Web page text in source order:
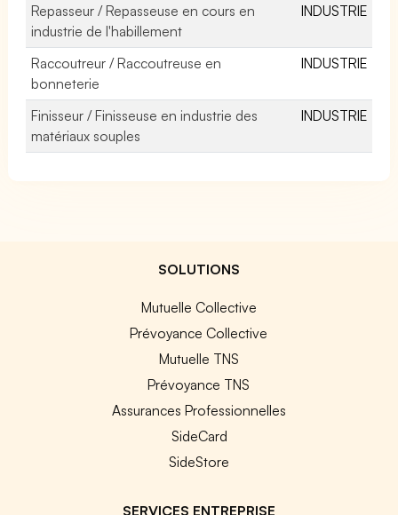
Repasseur / Repasseuse en cours en
industrie de l'habillement
INDUSTRIE
Raccoutreur / Raccoutreuse en
bonneterie
INDUSTRIE
Finisseur / Finisseuse en industrie des
matériaux souples
INDUSTRIE
SOLUTIONS
Mutuelle Collective
Prévoyance Collective
Mutuelle TNS
Prévoyance TNS
Assurances Professionnelles
SideCard
SideStore
SERVICES ENTREPRISE